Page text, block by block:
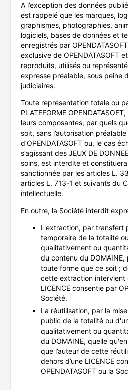
A l’exception des données
est rappelé que les marques,
graphismes, photographies,
logiciels, bases de données et
enregistrés par
exclusive de OPENDATASOFT
reproduits, utilisés ou
expresse préalable, sous peine
judiciaires.
Toute représentation totale ou
PLATEFORME
leurs composantes, par quels
soit, sans l’autorisation
d’OPENDATASOFT ou, le cas
s’agissant des JEUX DE
soins, est interdite et
sanctionnée par les articles L.
articles L. 713-1 et suivants du
intellectuelle.
En outre, la Société interdit
L'extraction, par transfert
temporaire de la totalité
qualitativement ou
du contenu du
toute forme que ce soit ;
cette extraction intervient
LICENCE consentie par
Société.
La réutilisation, par la
public de la totalité ou
qualitativement ou
du DOMAINE, quelle
que l’auteur de cette
dehors d’une LICENCE
OPENDATASOFT ou la